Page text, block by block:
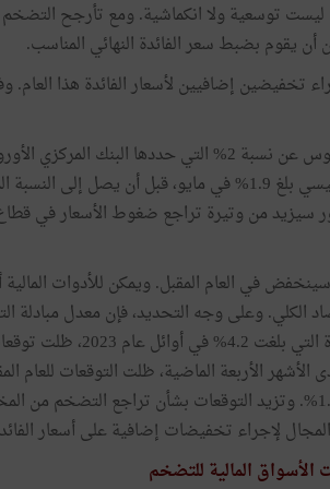
ليست توسعية ولا انكماشية. ومع تأرجح
إضافيين لأسعار الفائدة هذا العام.
هناك احتمال متزايد بأن يقل التضخم بشكل ملموس عن نسبة 2% التي
سيزيد من وتيرة تراجع ضغوط الأسعار في
في العام المقبل. ويمكن للأدوات
الكلي. وعلى وجه التحديد، فإن معدل مبادلة
يكشف توقعات المستثمرين بشأن
المستهدفة، بعد أن وصلت إلى مستوى منخفض بلغ 1.2%. وتزيد التوقعات بشأن
لإجراء تخفيضات إضافية على أسعار
الأسواق المالية للتضخم